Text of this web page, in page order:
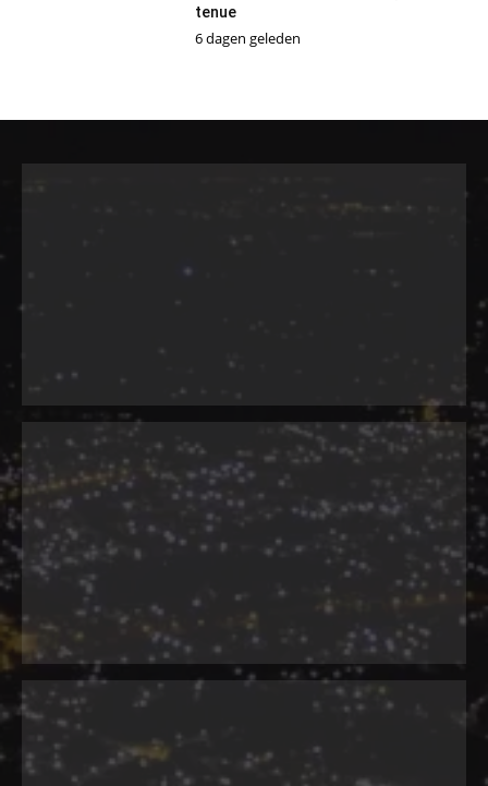
tenue
6 dagen geleden